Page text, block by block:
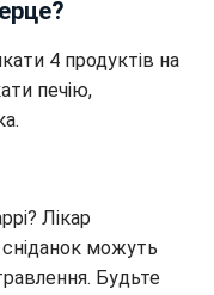
4 продуктів на
печію,
Лікар
можуть
Будьте